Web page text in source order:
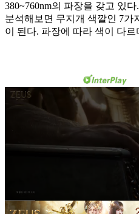
380~760nm의 파장을 갖고 있
분석해보면 무지개 색깔인 7가
이 된다. 파장에 따라 색이 다르